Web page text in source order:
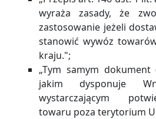
wyraża zasady, że
zastosowanie jeżeli
stanowić wywóz
kraju.";
„Tym samym
jakim dysponuje
wystarczającym
towaru poza terytorium